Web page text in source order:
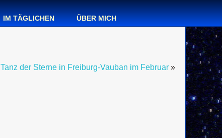
IM TÄGLICHEN ÜBER MICH
Tanz der Sterne in Freiburg-Vauban im Februar »